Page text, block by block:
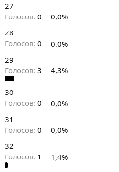
27
Голосов: 0
0,0%
28
Голосов: 0
0,0%
29
Голосов: 3 4,3%
30
Голосов: 0
0,0%
31
Голосов: 0
0,0%
32
Голосов: 1 1,4%